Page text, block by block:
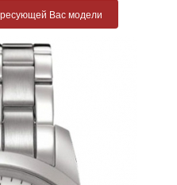
Вас модели